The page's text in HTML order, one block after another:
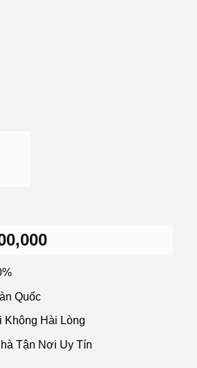
Giá
Quốc
Không Hài Lòng
Tận Nơi Uy Tín